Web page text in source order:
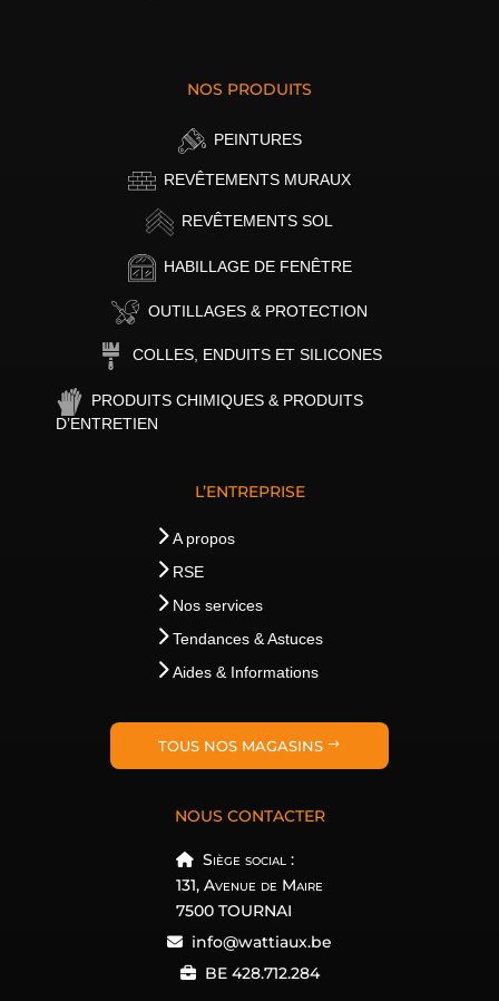
NOS PRODUITS
PEINTURES
REVÊTEMENTS MURAUX
REVÊTEMENTS SOL
HABILLAGE DE FENÊTRE
OUTILLAGES & PROTECTION
COLLES, ENDUITS ET SILICONES
PRODUITS CHIMIQUES & PRODUITS
D’ENTRETIEN
L’ENTREPRISE
A propos
RSE
Nos services
Tendances & Astuces
Aides & Informations
TOUS NOS MAGASINS
NOUS CONTACTER
Siège social :
131, Avenue de Maire
7500 TOURNAI
info@wattiaux.be
BE 428.712.284